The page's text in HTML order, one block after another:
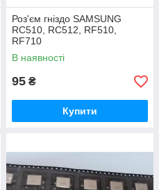
Роз'єм гніздо SAMSUNG
RC510, RC512, RF510,
RF710
В наявності
95 ₴
Купити